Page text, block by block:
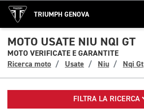
TRIUMPH GENOVA
MOTO USATE NIU NQI GT
MOTO VERIFICATE E GARANTITE
Ricerca moto
Usate Niu Nqi Gt
FILTRA LA RICERCA